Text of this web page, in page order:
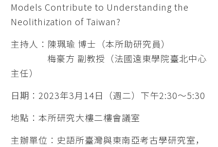
Models Contribute to Understanding the
Neolithization of Taiwan?
主持人：陳珮瑜 博士（本所助研究員）
梅豪方 副教授（法國遠東學院臺北中心
主任）
日期：2023年3月14日（週二）下午2:30～5:30
地點：本所研究大樓二樓會議室
主辦單位：史語所臺灣與東南亞考古學研究室，